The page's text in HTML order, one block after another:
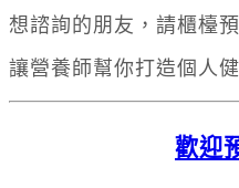
想諮詢的朋友，請櫃檯
讓營養師幫你打造個人
歡迎